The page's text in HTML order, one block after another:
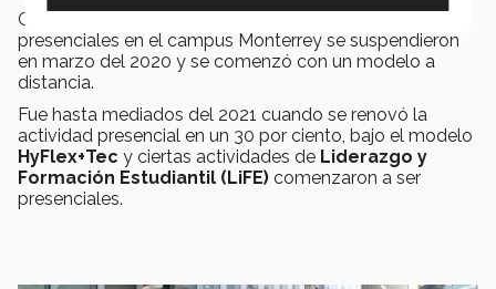
Con motivo de la pandemia del
presenciales en el campus Monterrey se suspendieron
en marzo del 2020 y se comenzó con un modelo a
distancia.
Fue hasta mediados del 2021 cuando se renovó la
actividad presencial en un 30 por ciento, bajo el modelo
HyFlex+Tec y ciertas actividades de Liderazgo y
Formación Estudiantil (LiFE) comenzaron a ser
presenciales.